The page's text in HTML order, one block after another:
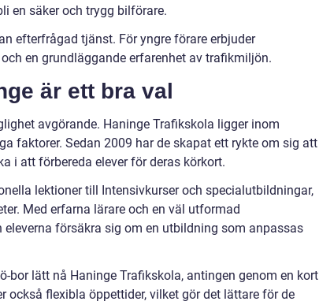
en säker och trygg bilförare.
efterfrågad tjänst. För yngre förare erbjuder
en grundläggande erfarenhet av trafikmiljön.
är ett bra val
avgörande. Haninge Trafikskola ligger inom
faktorer. Sedan 2009 har de skapat ett rykte om sig att
i att förbereda elever för deras körkort.
lektioner till Intensivkurser och specialutbildningar,
Med erfarna lärare och en väl utformad
försäkra sig om en utbildning som anpassas
bor lätt nå Haninge Trafikskola, antingen genom en kort
också flexibla öppettider, vilket gör det lättare för de